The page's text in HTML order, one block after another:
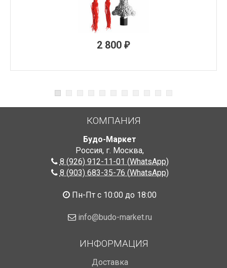
2 800 ₽
КОМПАНИЯ
Будо-Маркет
Россия, г. Москва,
8 (926) 912-11-01 (WhatsApp)
8 (903) 683-35-76 (WhatsApp)
Пн-Пт с 10:00 до 18:00
info@budo-market.ru
ИНФОРМАЦИЯ
Доставка